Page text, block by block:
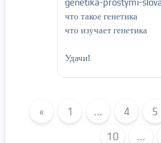
genetika-prostymi-
что такое генетика
что изучает генетика
Удачи!
« 1 ... 4 5
10 ...